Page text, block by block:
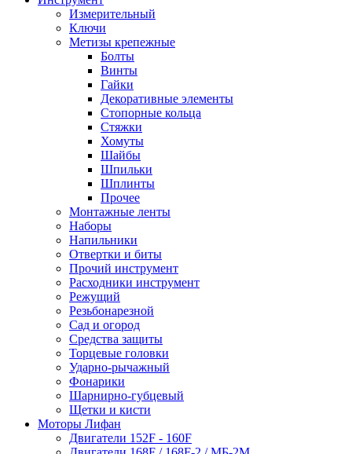
Измерительный
Ключи
Метизы крепежные
Болты
Винты
Гайки
Декоративные элементы
Стопорные кольца
Стяжки
Хомуты
Шайбы
Шпильки
Шплинты
Прочее
Монтажные ленты
Наборы
Напильники
Отвертки и биты
Прочий инструмент
Расходники инструмент
Режущий
Резьбонарезной
Сад и огород
Средства защиты
Торцевые головки
Ударно-рычажный
Фонарики
Шарнирно-губцевый
Щетки и кисти
Моторы Лифан
Двигатели 152F - 160F